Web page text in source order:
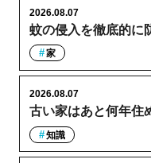
蚊の侵入を徹底的に
2026.08.07
家
古い家はあと何年住
2026.08.07
知識